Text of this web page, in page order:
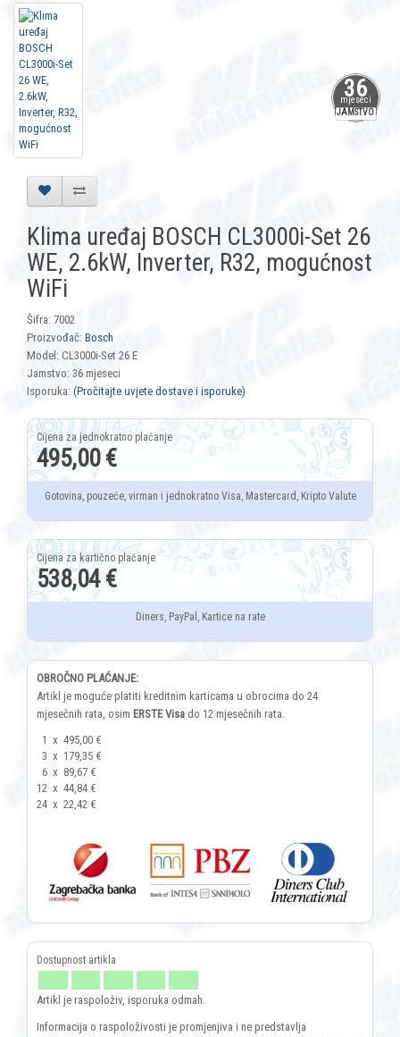
36
mjeseci
JAMSTVO
Klima uređaj BOSCH CL3000i-Set 26
WE, 2.6kW, Inverter, R32, mogućnost
WiFi
Šifra: 7002
Proizvođač: Bosch
Model: CL3000i-Set 26 E
Jamstvo: 36 mjeseci
Isporuka: (Pročitajte uvjete dostave i isporuke)
495,00 €
Gotovina, pouzeće, virman i jednokratno Visa, Mastercard, Kripto Valute
538,04 €
Diners, PayPal, Kartice na rate
OBROČNO PLAĆANJE:
Artikl je moguće platiti kreditnim karticama u obrocima do 24
mjesečnih rata, osim ERSTE Visa do 12 mjesečnih rata.
1 x 495,00 €
3 x 179,35 €
6 x 89,67 €
12 x 44,84 €
24 x 22,42 €
Artikl je raspoloživ, isporuka odmah.
Informacija o raspoloživosti je promjenjiva i ne predstavlja